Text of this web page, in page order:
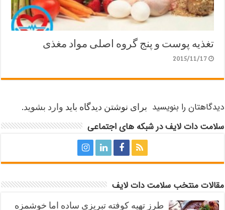
تغذیه پوست و پنج گروه اصلی مواد مغذی
2015/11/17
دیدگاهتان را بنویسید برای نوشتن دیدگاه باید وارد بشوید.
سلامت دات لایف در شبکه های اجتماعی
مقالات منتخب سلامت دات لایف
طرز تهیه کوفته تبریزی ساده اما خوشمزه